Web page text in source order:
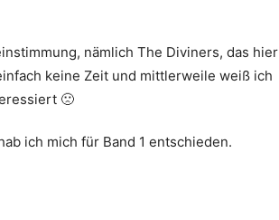
nämlich The Diviners, das hier
keine Zeit und mittlerweile weiß ich
🙁
ich mich für Band 1 entschieden.